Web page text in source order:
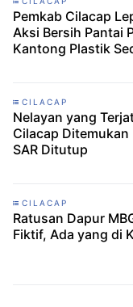
Pemkab Cilacap
Aksi Bersih Pantai
Kantong Plastik
CILACAP
Nelayan yang
Cilacap
SAR Ditutup
CILACAP
Ratusan Dapur
Fiktif, Ada yang di